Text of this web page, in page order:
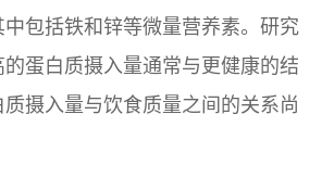
包括铁和锌等微量营养素。研究
蛋白质摄入量通常与更健康的结
摄入量与饮食质量之间的关系尚